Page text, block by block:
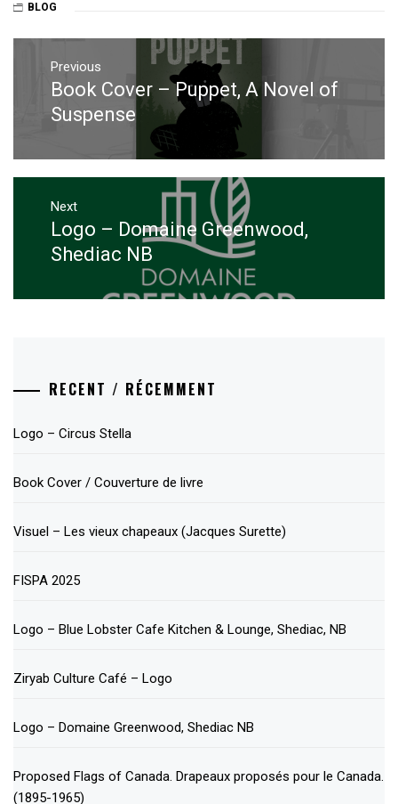
BLOG
Post
navigation
Previous
Previous
post:
Book Cover – Puppet, A Novel of
Suspense
Next
Next
post:
Logo – Domaine Greenwood,
Shediac NB
RECENT / RÉCEMMENT
Logo – Circus Stella
Book Cover / Couverture de livre
Visuel – Les vieux chapeaux (Jacques Surette)
FISPA 2025
Logo – Blue Lobster Cafe Kitchen & Lounge, Shediac, NB
Ziryab Culture Café – Logo
Logo – Domaine Greenwood, Shediac NB
Proposed Flags of Canada. Drapeaux proposés pour le Canada.
(1895-1965)